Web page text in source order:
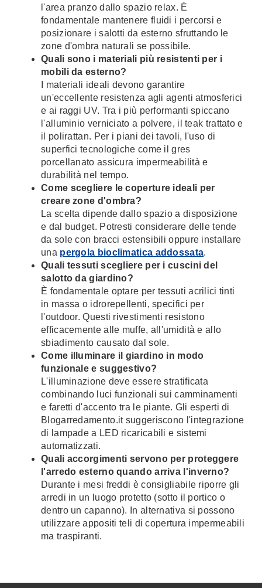
l'area pranzo dallo spazio relax. È
fondamentale mantenere fluidi i percorsi e
posizionare i salotti da esterno sfruttando le
zone d'ombra naturali se possibile.
Quali sono i materiali più resistenti per i
mobili da esterno?
I materiali ideali devono garantire
un'eccellente resistenza agli agenti atmosferici
e ai raggi UV. Tra i più performanti spiccano
l'alluminio verniciato a polvere, il teak trattato e
il polirattan. Per i piani dei tavoli, l'uso di
superfici tecnologiche come il gres
porcellanato assicura impermeabilità e
durabilità nel tempo.
Come scegliere le coperture ideali per
creare zone d'ombra?
La scelta dipende dallo spazio a disposizione
e dal budget. Potresti considerare delle tende
da sole con bracci estensibili oppure installare
una pergola bioclimatica addossata.
Quali tessuti scegliere per i cuscini del
salotto da giardino?
È fondamentale optare per tessuti acrilici tinti
in massa o idrorepellenti, specifici per
l'outdoor. Questi rivestimenti resistono
efficacemente alle muffe, all'umidità e allo
sbiadimento causato dal sole.
Come illuminare il giardino in modo
funzionale e suggestivo?
L'illuminazione deve essere stratificata
combinando luci funzionali sui camminamenti
e faretti d'accento tra le piante. Gli esperti di
Blogarredamento.it suggeriscono l'integrazione
di lampade a LED ricaricabili e sistemi
automatizzati.
Quali accorgimenti servono per proteggere
l'arredo esterno quando arriva l'inverno?
Durante i mesi freddi è consigliabile riporre gli
arredi in un luogo protetto (sotto il portico o
dentro un capanno). In alternativa si possono
utilizzare appositi teli di copertura impermeabili
ma traspiranti.